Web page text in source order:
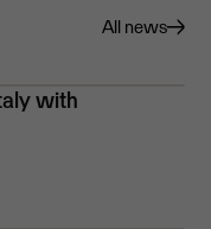
All news
with